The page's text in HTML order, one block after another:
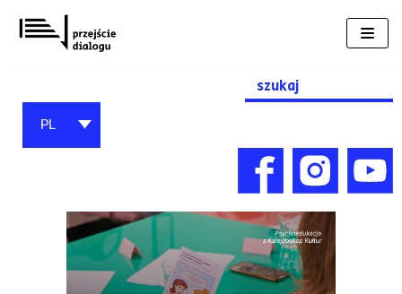
Przejdź
do
Search
for:
PL